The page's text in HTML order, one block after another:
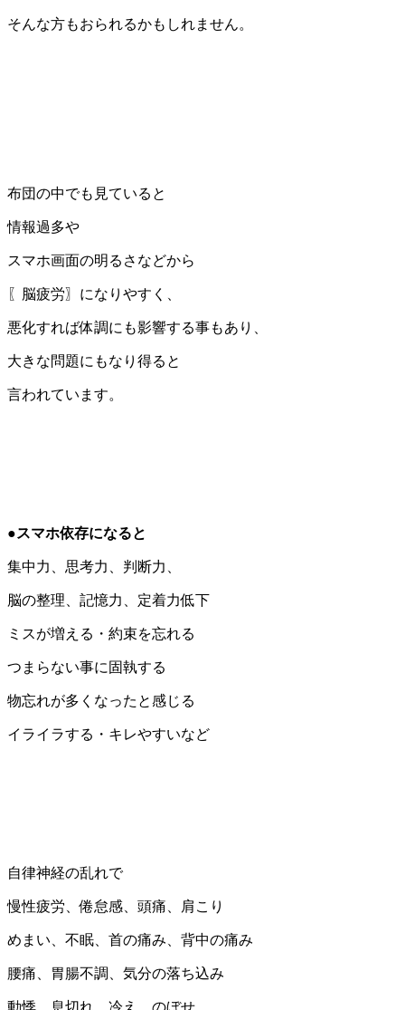
そんな方もおられるかもしれません。
布団の中でも見ていると
情報過多や
スマホ画面の明るさなどから
〖脳疲労〗になりやすく、
悪化すれば体調にも影響する事もあり、
大きな問題にもなり得ると
言われています。
●スマホ依存になると
集中力、思考力、判断力、
脳の整理、記憶力、定着力低下
ミスが増える・約束を忘れる
つまらない事に固執する
物忘れが多くなったと感じる
イライラする・キレやすいなど
自律神経の乱れで
慢性疲労、倦怠感、頭痛、肩こり
めまい、不眠、首の痛み、背中の痛み
腰痛、胃腸不調、気分の落ち込み